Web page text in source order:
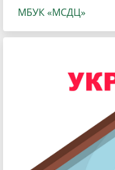
МБУК «МСДЦ»